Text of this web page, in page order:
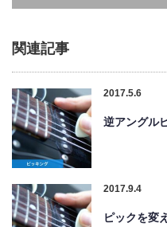
関連記事
2017.5.6
逆アングル
2017.9.4
ピックを変